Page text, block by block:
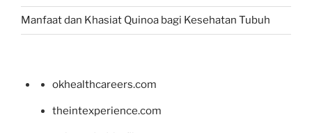
Manfaat dan Khasiat Quinoa bagi Kesehatan Tubuh
okhealthcareers.com
theintexperience.com